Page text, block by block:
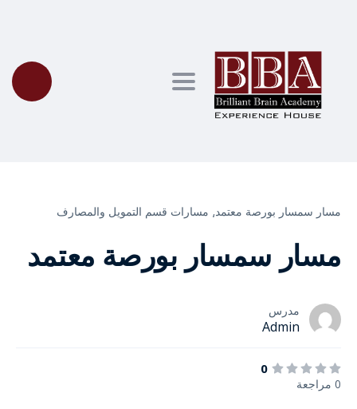
Toggle navigation
مسار سمسار بورصة معتمد⸲ مسارات قسم التمويل والمصارف
مسار سمسار بورصة معتمد
مدرس
Admin
0
0 مراجعة